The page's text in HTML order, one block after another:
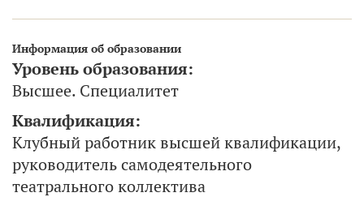
Информация об образовании
Уровень образования:
Высшее. Специалитет
Квалификация:
Клубный работник высшей квалификации,
руководитель самодеятельного
театрального коллектива